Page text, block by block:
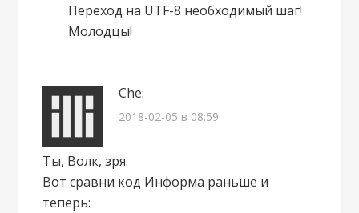
Переход на UTF-8 необходимый шаг!
Молодцы!
Che:
2018-02-05 в 08:59
Ты, Волк, зря.
Вот сравни код Информа раньше и
теперь: